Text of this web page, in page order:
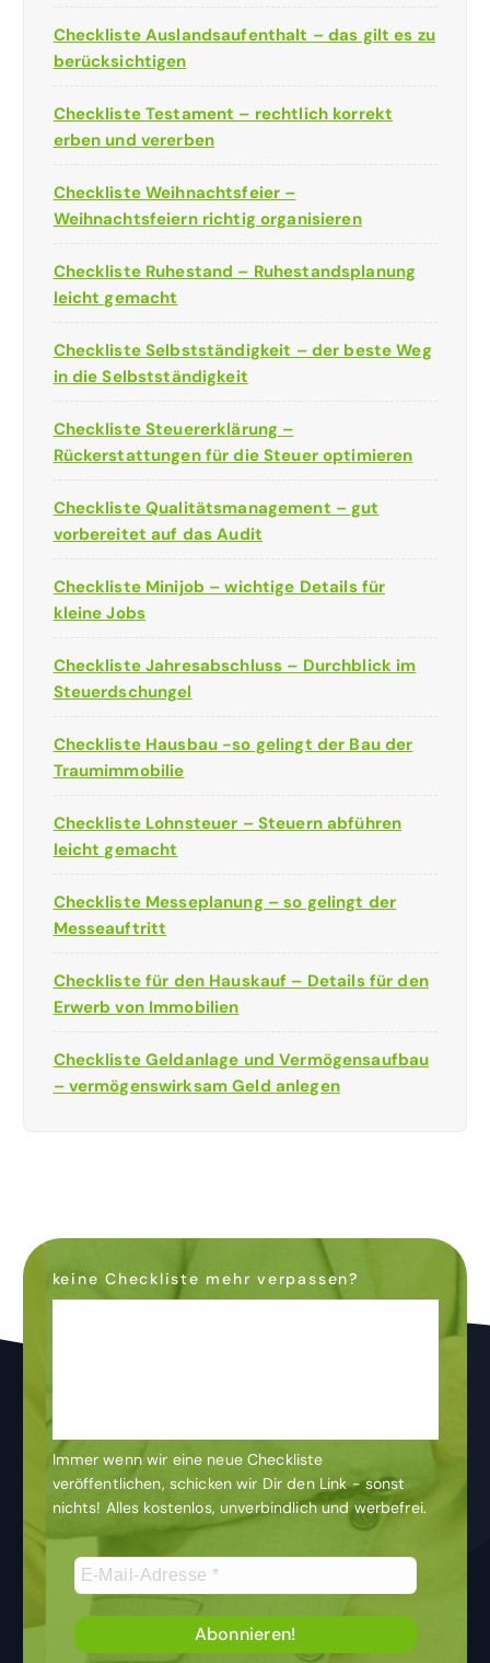
Checkliste Auslandsaufenthalt – das gilt es zu
berücksichtigen
Checkliste Testament – rechtlich korrekt
erben und vererben
Checkliste Weihnachtsfeier –
Weihnachtsfeiern richtig organisieren
Checkliste Ruhestand – Ruhestandsplanung
leicht gemacht
Checkliste Selbstständigkeit – der beste Weg
in die Selbstständigkeit
Checkliste Steuererklärung –
Rückerstattungen für die Steuer optimieren
Checkliste Qualitätsmanagement – gut
vorbereitet auf das Audit
Checkliste Minijob – wichtige Details für
kleine Jobs
Checkliste Jahresabschluss – Durchblick im
Steuerdschungel
Checkliste Hausbau -so gelingt der Bau der
Traumimmobilie
Checkliste Lohnsteuer – Steuern abführen
leicht gemacht
Checkliste Messeplanung – so gelingt der
Messeauftritt
Checkliste für den Hauskauf – Details für den
Erwerb von Immobilien
Checkliste Geldanlage und Vermögensaufbau
– vermögenswirksam Geld anlegen
keine Checkliste mehr verpassen?
Laufenden
Immer wenn wir eine neue Checkliste
veröffentlichen, schicken wir Dir den Link - sonst
nichts! Alles kostenlos, unverbindlich und werbefrei.